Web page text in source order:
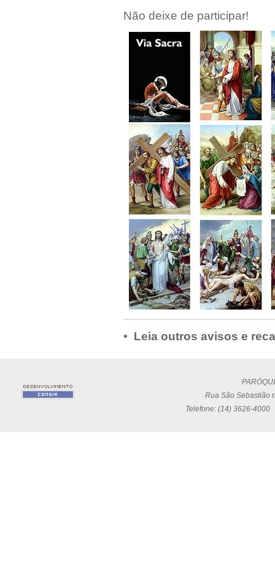
Não deixe de participar!
• Leia outros avisos e
Rua São Sebastião
Telefone: (14) 3626-